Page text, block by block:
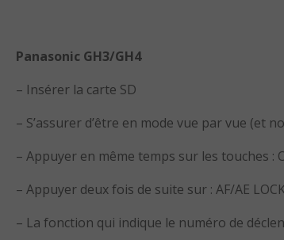
Panasonic GH3/GH4
– Insérer la carte SD
– S’assurer d’être en mode vue par vue (et
– Appuyer en même temps sur les touches :
– Appuyer deux fois de suite sur : AF/AE
– La fonction qui indique le numéro de